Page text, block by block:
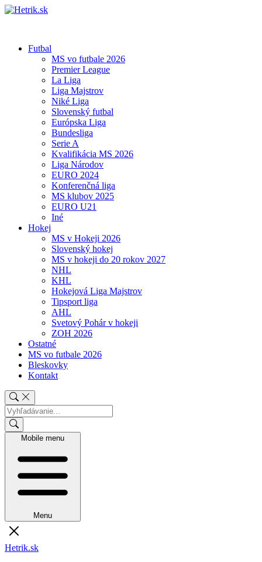
Futbal
MS vo futbale 2026
Premier League
La Liga
Liga Majstrov
Niké Liga
Slovenský futbal
Európska Liga
Bundesliga
Serie A
Kvalifikácia MS 2026
Liga Národov
EURO 2024
Konferenčná liga
MS klubov 2025
EURO U21
Iné
Hokej
MS v Hokeji 2026
Slovenský hokej
MS v hokeji do 20 rokov 2027
NHL
KHL
Hokejová Liga Majstrov
Tipsport liga
AHL
Svetový Pohár v hokeji
ZOH 2026
Ostatné
MS vo futbale 2026
Bleskovky
Kontakt
Mobile menu
Menu
Hetrik.sk